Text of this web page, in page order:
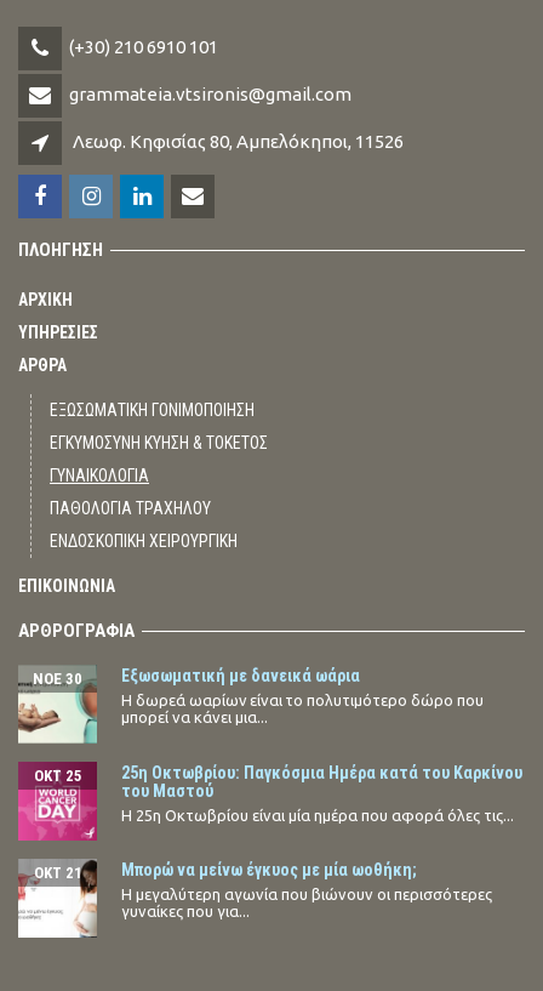
(+30) 210 6910 101
grammateia.vtsironis@gmail.com
Λεωφ. Κηφισίας 80, Αμπελόκηποι, 11526
ΠΛΟΗΓΗΣΗ
ΑΡΧΙΚΗ
ΥΠΗΡΕΣΙΕΣ
ΑΡΘΡΑ
ΕΞΩΣΩΜΑΤΙΚΗ ΓΟΝΙΜΟΠΟΙΗΣΗ
ΕΓΚΥΜΟΣΥΝΗ ΚΥΗΣΗ & ΤΟΚΕΤΟΣ
ΓΥΝΑΙΚΟΛΟΓΙΑ
ΠΑΘΟΛΟΓΙΑ ΤΡΑΧΗΛΟΥ
ΕΝΔΟΣΚΟΠΙΚΗ ΧΕΙΡΟΥΡΓΙΚΗ
ΕΠΙΚΟΙΝΩΝΙΑ
ΑΡΘΡΟΓΡΑΦΙΑ
Εξωσωματική με δανεικά ωάρια
ΝΟΈ 30
Η δωρεά ωαρίων είναι το πολυτιμότερο δώρο που
μπορεί να κάνει μια...
25η Οκτωβρίου: Παγκόσμια Ημέρα κατά του Καρκίνου
του Μαστού
ΟΚΤ 25
Η 25η Οκτωβρίου είναι μία ημέρα που αφορά όλες τις...
Μπορώ να μείνω έγκυος με μία ωοθήκη;
ΟΚΤ 21
Η μεγαλύτερη αγωνία που βιώνουν οι περισσότερες
γυναίκες που για...